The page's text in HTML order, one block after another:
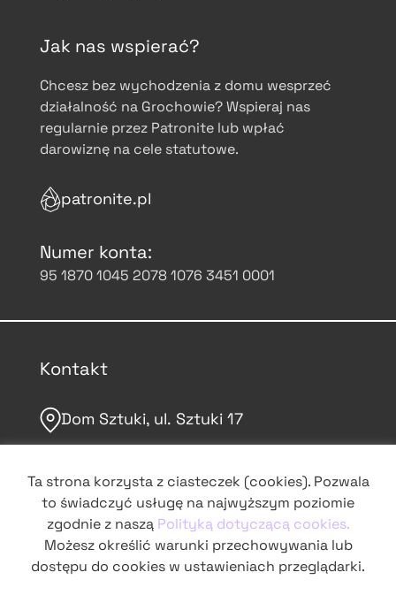
Jak nas wspierać?
Chcesz bez wychodzenia z domu wesprzeć
działalność na Grochowie? Wspieraj nas
regularnie przez Patronite lub wpłać
darowiznę na cele statutowe.
patronite.pl
Numer konta:
95 1870 1045 2078 1076 3451 0001
Kontakt
Dom Sztuki, ul. Sztuki 17
domsztuki.org
grochowskie@domsztuki.org
śledź nas na Instagramie
Ta strona korzysta z ciasteczek (cookies). Pozwala
to świadczyć usługę na najwyższym poziomie
zgodnie z naszą Polityką dotyczącą cookies.
Możesz określić warunki przechowywania lub
dostępu do cookies w ustawieniach przeglądarki.